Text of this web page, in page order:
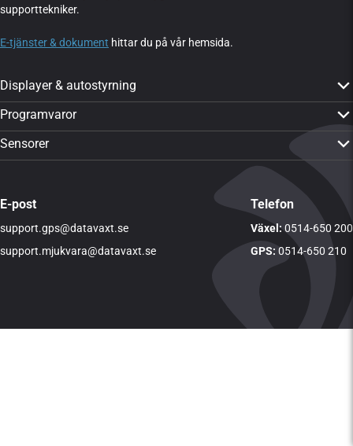
supporttekniker.
E-tjänster & dokument hittar du på vår hemsida.
Displayer & autostyrning
PTx Trimble GFX-350
PTx Trimble GFX-1060
Visa alla produkter
Programvaror
CropPLAN
Dataväxt-appen
CropSAT
LogMASTER
DVTime
Sensorer
E-post
support.gps@datavaxt.se
support.mjukvara@datavaxt.se
Telefon
Växel:0514-650 200
GPS: 0514-650 210